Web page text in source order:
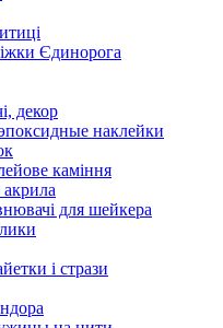
Єдинорога
декор
наклейки
каміння
для шейкера
і стрази